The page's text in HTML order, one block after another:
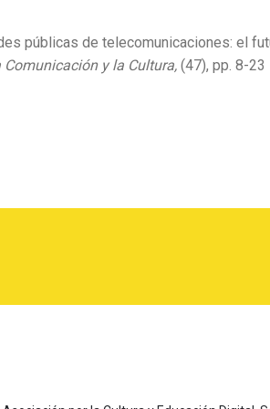
públicas de telecomunicaciones: el
Comunicación y la Cultura, (47), pp. 8-23